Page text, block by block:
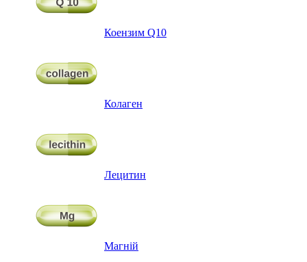
Коензим Q10
Колаген
Лецитин
Магній